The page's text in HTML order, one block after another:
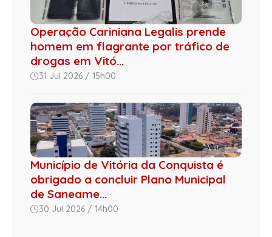
Operação Cariniana Legalis prende
homem em flagrante por tráfico de
drogas em Vitó...
31 Jul 2026 / 15h00
Município de Vitória da Conquista é
obrigado a concluir Plano Municipal
de Saneame...
30 Jul 2026 / 14h00